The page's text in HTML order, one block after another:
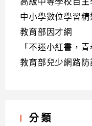
中小學數位學習
教育部因才網
「不迷小紅書，
教育部兒少網路防
分類